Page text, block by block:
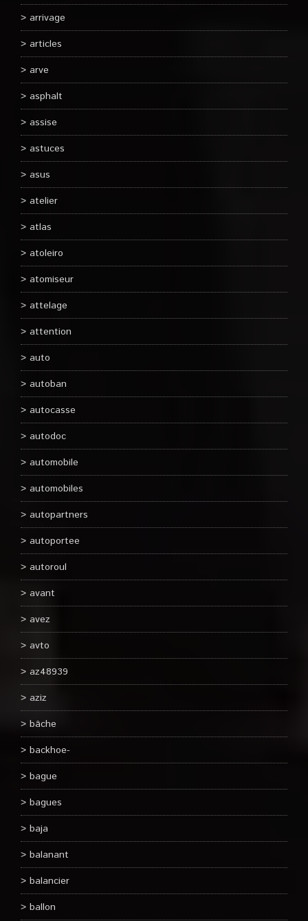
arrivage
articles
arve
asphalt
assise
astuces
asus
atelier
atlas
atoleiro
atomiseur
attelage
attention
auto
autoban
autocasse
autodoc
automobile
automobiles
autopartners
autoportee
autoroul
avant
avez
avto
az48939
aziz
bâche
backhoe-
bague
bagues
baja
balanant
balancier
ballon